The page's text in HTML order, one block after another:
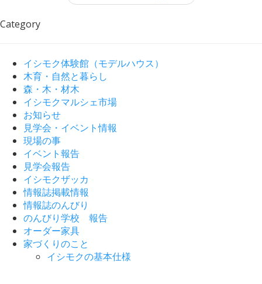
Category
イシモク体験館（モデルハウス）
木育・自然と暮らし
森・木・材木
イシモクマルシェ市場
お知らせ
見学会・イベント情報
現場の事
イベント報告
見学会報告
イシモクザッカ
情報誌掲載情報
情報誌のんびり
のんびり学校 報告
オーダー家具
家づくりのこと
イシモクの基本仕様